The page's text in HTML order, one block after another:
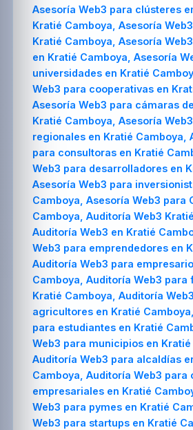
Asesoría Web3 para clústeres
Kratié Camboya, Asesoría
Kratié Camboya, Asesoría
en Kratié Camboya, Asesoría
universidades en Kratié
Web3 para cooperativas en
Asesoría Web3 para cámaras
Kratié Camboya, Asesoría
regionales en Kratié Camboya,
para consultoras en Kratié
Web3 para desarrolladores en
Asesoría Web3 para
Camboya, Asesoría Web3 para
Camboya, Auditoría Web3
Auditoría Web3 en Kratié
Web3 para emprendedores en
Auditoría Web3 para
Camboya, Auditoría Web3 para
Kratié Camboya, Auditoría
agricultores en Kratié
para estudiantes en Kratié
Web3 para municipios en Kratié
Auditoría Web3 para alcaldías
Camboya, Auditoría Web3 para
empresariales en Kratié
Web3 para pymes en Kratié
Web3 para startups en Kratié